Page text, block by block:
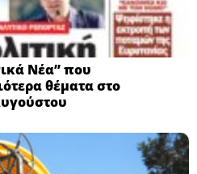
Νέα” που
θέματα στο